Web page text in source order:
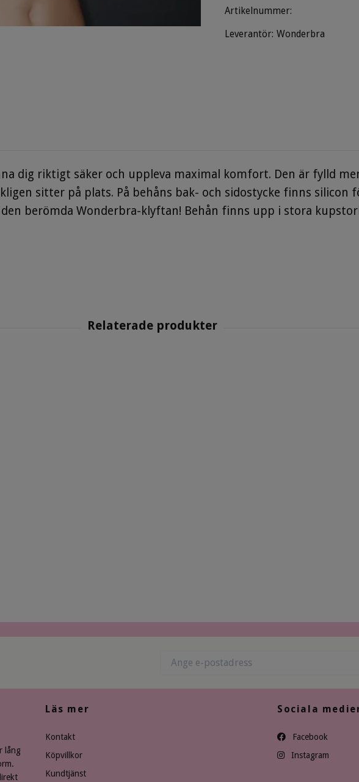
Artikelnummer:
Leverantör: Wonderbra
dig riktigt säker och uppleva maximal komfort. Den är fylld
sitter på plats. På behåns bak- och sidostycke finns silicon
berömda Wonderbra-klyftan! Behån finns upp i stora
lång
Läs mer
Kontakt
Köpvillkor
Kundtjänst
Sociala
Facebook
Instagram